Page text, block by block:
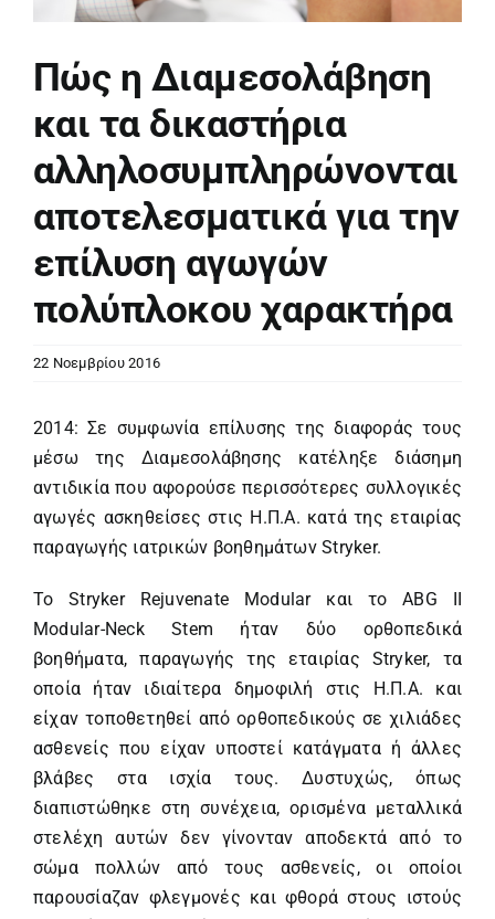
Πώς η Διαμεσολάβηση
και τα δικαστήρια
αλληλοσυμπληρώνονται
αποτελεσματικά για την
επίλυση αγωγών
πολύπλοκου χαρακτήρα
22 Νοεμβρίου 2016
2014: Σε συμφωνία επίλυσης της διαφοράς τους
μέσω της Διαμεσολάβησης κατέληξε διάσημη
αντιδικία που αφορούσε περισσότερες συλλογικές
αγωγές ασκηθείσες στις Η.Π.Α. κατά της εταιρίας
παραγωγής ιατρικών βοηθημάτων Stryker.
Το Stryker Rejuvenate Modular και το ABG II
Modular-Neck Stem ήταν δύο ορθοπεδικά
βοηθήματα, παραγωγής της εταιρίας Stryker, τα
οποία ήταν ιδιαίτερα δημοφιλή στις Η.Π.Α. και
είχαν τοποθετηθεί από ορθοπεδικούς σε χιλιάδες
ασθενείς που είχαν υποστεί κατάγματα ή άλλες
βλάβες στα ισχία τους. Δυστυχώς, όπως
διαπιστώθηκε στη συνέχεια, ορισμένα μεταλλικά
στελέχη αυτών δεν γίνονταν αποδεκτά από το
σώμα πολλών από τους ασθενείς, οι οποίοι
παρουσίαζαν φλεγμονές και φθορά στους ιστούς